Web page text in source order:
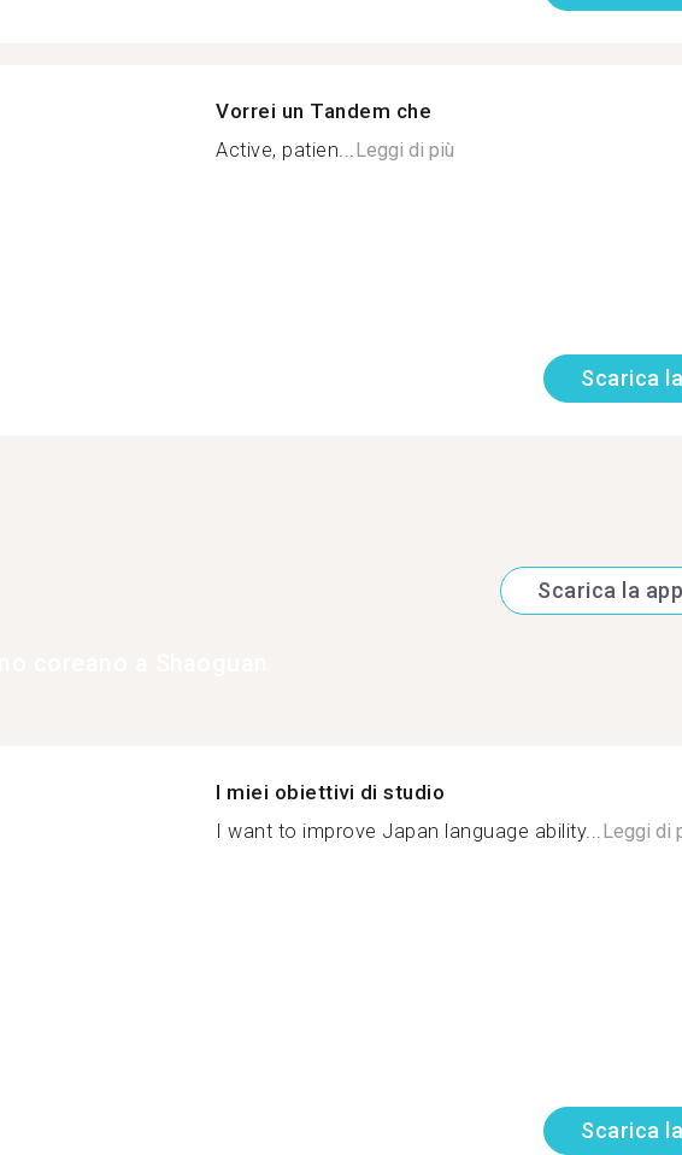
Vorrei un Tandem che
Active, patien...Leggi di più
Scarica
Scarica la app
I miei obiettivi di studio
I want to improve Japan language ability... Leggi di
Scarica